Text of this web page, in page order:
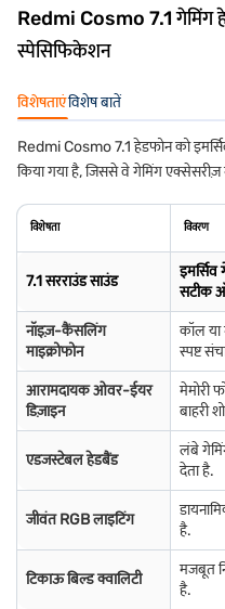
Redmi Cosmo 7.1 गेमिंग
स्पेसिफिकेशन
विशेषताएंविशेष बातें
Redmi Cosmo 7.1 हेडफोन को
किया गया है, जिससे वे गेमिंग
विशेषता विवरण
7.1 सरराउंड साउंड
सटीक
नॉइज़-कैंसलिंग
माइक्रोफोन
कॉल या
स्पष्ट
आरामदायक ओवर-ईयर
डिज़ाइन
मेमोरी
बाहरी
एडजस्टेबल हेडबैंड
लंबे
देता है.
जीवंत RGB लाइटिंग
है.
टिकाऊ बिल्ड क्वालिटी
मजबूत
है.